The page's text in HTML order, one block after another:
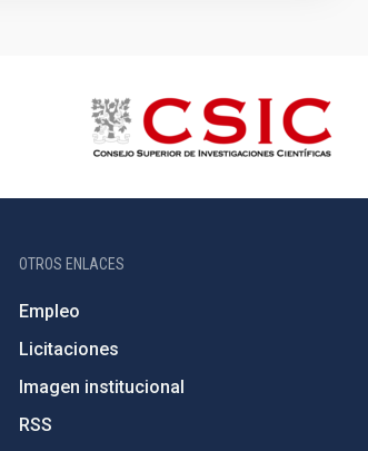
OTROS ENLACES
Empleo
Licitaciones
Imagen institucional
RSS